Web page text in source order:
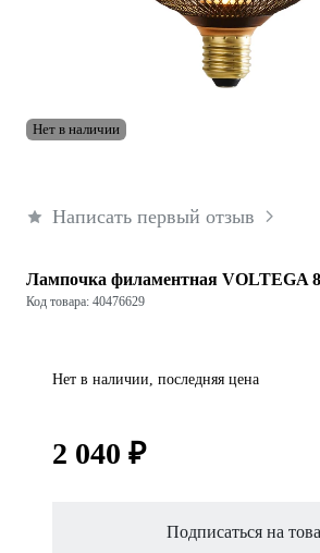
Нет в наличии
Написать первый отзыв
Лампочка филаментная VOLTEGA
Код товара: 40476629
Нет в наличии, последняя цена
2 040 ₽
Подписаться на